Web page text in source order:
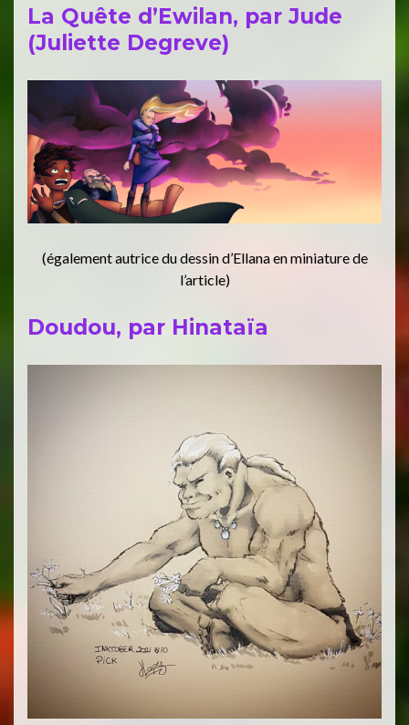
La Quête d’Ewilan, par Jude
(Juliette Degreve)
(également autrice du dessin d’Ellana en miniature de
l’article)
Doudou, par Hinataïa